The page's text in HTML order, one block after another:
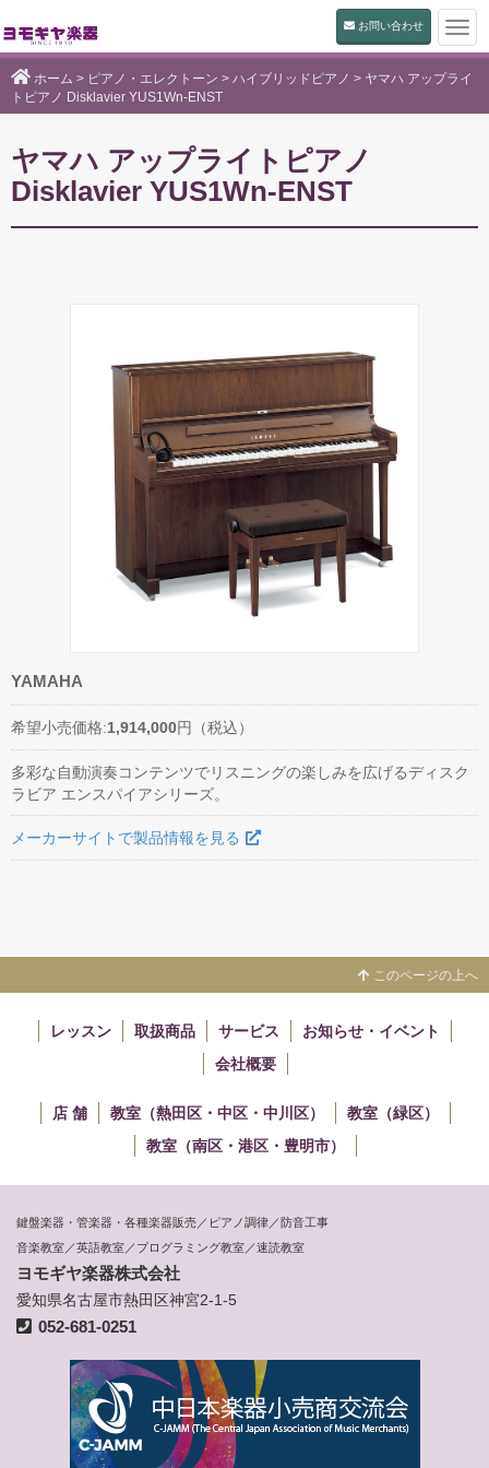
お問い合わせ
ホーム > ピアノ・エレクトーン > ハイブリッドピアノ > ヤマハ アップライ
トピアノ Disklavier YUS1Wn-ENST
ヤマハ アップライトピアノ
Disklavier YUS1Wn-ENST
YAMAHA
希望小売価格:1,914,000円（税込）
多彩な自動演奏コンテンツでリスニングの楽しみを広げるディスク
ラビア エンスパイアシリーズ。
メーカーサイトで製品情報を見る
このページの上へ
レッスン 取扱商品 サービス
お知らせ・イベント
会社概要
店 舗 教室（熱田区・中区・中川区）
教室（緑区）
教室（南区・港区・豊明市）
鍵盤楽器・管楽器・各種楽器販売／ピアノ調律／防音工事
音楽教室／英語教室／プログラミング教室／速読教室
ヨモギヤ楽器株式会社
愛知県名古屋市熱田区神宮2-1-5
052-681-0251